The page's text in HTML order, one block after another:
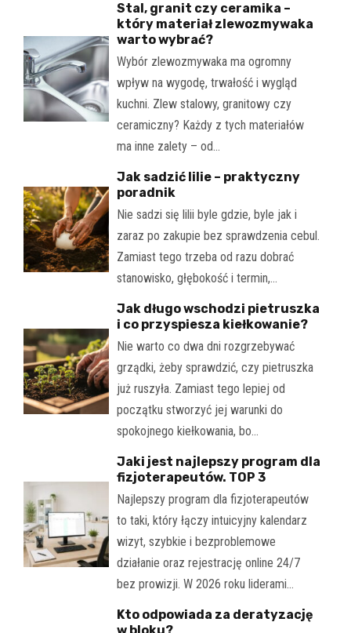
Stal, granit czy ceramika –
który materiał zlewozmywaka
warto wybrać?
Wybór zlewozmywaka ma ogromny
wpływ na wygodę, trwałość i wygląd
kuchni. Zlew stalowy, granitowy czy
ceramiczny? Każdy z tych materiałów
ma inne zalety – od…
Jak sadzić lilie – praktyczny
poradnik
Nie sadzi się lilii byle gdzie, byle jak i
zaraz po zakupie bez sprawdzenia cebul.
Zamiast tego trzeba od razu dobrać
stanowisko, głębokość i termin,…
Jak długo wschodzi pietruszka
i co przyspiesza kiełkowanie?
Nie warto co dwa dni rozgrzebywać
grządki, żeby sprawdzić, czy pietruszka
już ruszyła. Zamiast tego lepiej od
początku stworzyć jej warunki do
spokojnego kiełkowania, bo…
Jaki jest najlepszy program dla
fizjoterapeutów. TOP 3
Najlepszy program dla fizjoterapeutów
to taki, który łączy intuicyjny kalendarz
wizyt, szybkie i bezproblemowe
działanie oraz rejestrację online 24/7
bez prowizji. W 2026 roku liderami…
Kto odpowiada za deratyzację